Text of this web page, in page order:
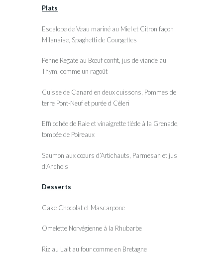
Plats
Escalope de Veau mariné au Miel et Citron façon
Milanaise, Spaghetti de Courgettes
Penne Regate au Bœuf confit, jus de viande au
Thym, comme un ragoût
Cuisse de Canard en deux cuissons, Pommes de
terre Pont-Neuf et purée d Céleri
Effilochée de Raie et vinaigrette tiède à la Grenade,
tombée de Poireaux
Saumon aux cœurs d’Artichauts, Parmesan et jus
d’Anchois
Desserts
Cake Chocolat et Mascarpone
Omelette Norvégienne à la Rhubarbe
Riz au Lait au four comme en Bretagne